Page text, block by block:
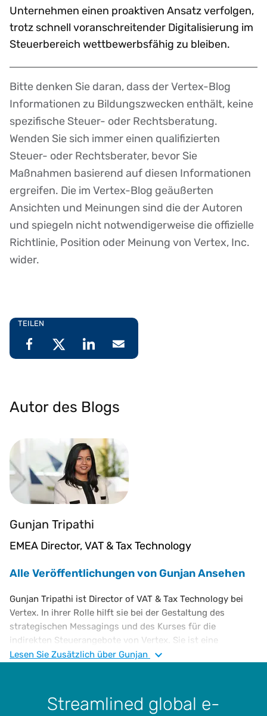
Unternehmen einen proaktiven Ansatz verfolgen,
trotz schnell voranschreitender Digitalisierung im
Steuerbereich wettbewerbsfähig zu bleiben.
Disclaimer
Bitte denken Sie daran, dass der Vertex-Blog
Informationen zu Bildungszwecken enthält, keine
spezifische Steuer- oder Rechtsberatung.
Wenden Sie sich immer einen qualifizierten
Steuer- oder Rechtsberater, bevor Sie
Maßnahmen basierend auf diesen Informationen
ergreifen. Die im Vertex-Blog geäußerten
Ansichten und Meinungen sind die der Autoren
und spiegeln nicht notwendigerweise die offizielle
Richtlinie, Position oder Meinung von Vertex, Inc.
wider.
TEILEN
Autor des Blogs
Gunjan Tripathi
EMEA Director, VAT & Tax Technology
Alle Veröffentlichungen von Gunjan Ansehen
Gunjan Tripathi ist Director of VAT & Tax Technology bei
Vertex. In ihrer Rolle hilft sie bei der Gestaltung des
strategischen Messagings und des Kurses für die
indirekten Steuerangebote von Vertex. Sie ist eine
erfahrene Steuerberaterin, die sich auf die europäische
EY, die Leitung der Compliance im European Shared
Service Centre von SC Johnson, den Global Umsatzsteuer
Lesen Sie Zusätzlich über Gunjan
Streamlined global e-